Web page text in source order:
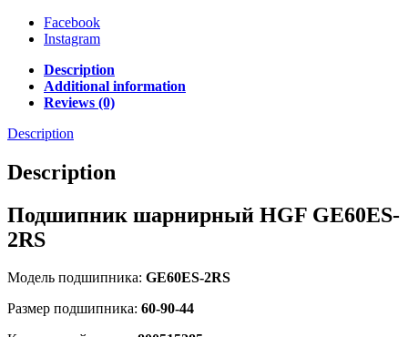
Facebook
Instagram
Description
Additional information
Reviews (0)
Description
Description
Подшипник шарнирный HGF GE60ES-
2RS
Модель подшипника: GE60ES-2RS
Размер подшипника: 60-90-44